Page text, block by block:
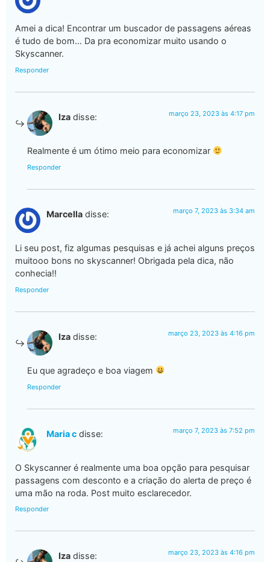
Amei a dica! Encontrar um buscador de passagens aéreas
é tudo de bom… Da pra economizar muito usando o
Skyscanner.
Responder
Iza disse: março 23, 2023 às 4:17 pm
Realmente é um ótimo meio para economizar
Responder
Marcella disse: março 7, 2023 às 3:34 am
Li seu post, fiz algumas pesquisas e já achei alguns preços
muitooo bons no skyscanner! Obrigada pela dica, não
conhecia!!
Responder
Iza disse: março 23, 2023 às 4:16 pm
Eu que agradeço e boa viagem
Responder
Maria c disse: março 7, 2023 às 7:52 pm
O Skyscanner é realmente uma boa opção para pesquisar
passagens com desconto e a criação do alerta de preço é
uma mão na roda. Post muito esclarecedor.
Responder
Iza disse: março 23, 2023 às 4:16 pm